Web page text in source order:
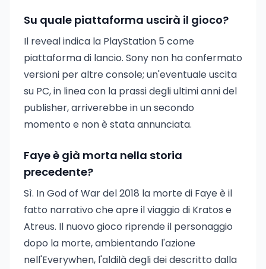
Su quale piattaforma uscirà il gioco?
Il reveal indica la PlayStation 5 come
piattaforma di lancio. Sony non ha confermato
versioni per altre console; un'eventuale uscita
su PC, in linea con la prassi degli ultimi anni del
publisher, arriverebbe in un secondo
momento e non è stata annunciata.
Faye è già morta nella storia
precedente?
Sì. In God of War del 2018 la morte di Faye è il
fatto narrativo che apre il viaggio di Kratos e
Atreus. Il nuovo gioco riprende il personaggio
dopo la morte, ambientando l'azione
nell'Everywhen, l'aldilà degli dei descritto dalla